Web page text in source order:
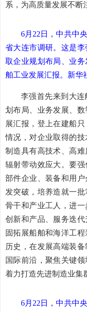
系，为高质量发展不断
6月22日，中共中
省大连市调研。这是
取企业规划布局、业
舶工业发展汇报。新华
李强首先来到大
划布局、业务发展、
展汇报，登上在建船
情况，对企业取得的
制造具有高技术、高难
辐射带动效应大。要
部件企业、装备和用
发突破，培养造就一
骨干和产业工人，进
创新和产品、服务迭
固拓展船舶和海洋工
历史，在发展高端装
国际前沿，聚焦关键
着力打造先进制造业集
6月22日，中共中